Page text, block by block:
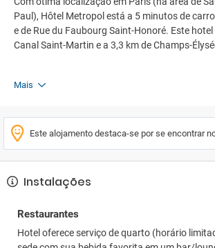
Paul), Hôtel Metropol está a 5 minutos de
e de Rue du Faubourg Saint-Honoré. Este
Canal Saint-Martin e a 3,3 km de Champs-
Mais
Este alojamento destaca-se por se encontrar
Instalações
Restaurantes
Hotel oferece serviço de quarto (horário